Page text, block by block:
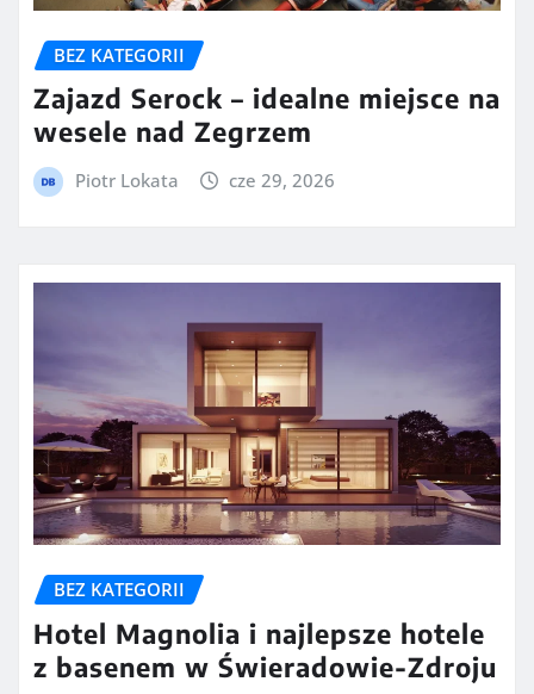
BEZ KATEGORII
Zajazd Serock – idealne miejsce na
wesele nad Zegrzem
Piotr Lokata cze 29, 2026
BEZ KATEGORII
Hotel Magnolia i najlepsze hotele
z basenem w Świeradowie-Zdroju